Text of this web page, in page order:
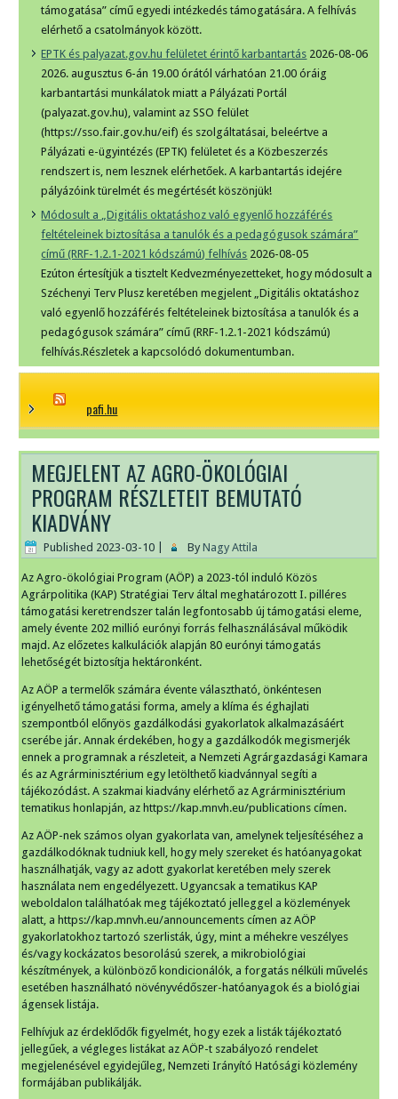
támogatása” című egyedi intézkedés támogatására. A felhívás
elérhető a csatolmányok között.
EPTK és palyazat.gov.hu felületet érintő karbantartás 2026-08-06
2026. augusztus 6-án 19.00 órától várhatóan 21.00 óráig
karbantartási munkálatok miatt a Pályázati Portál
(palyazat.gov.hu), valamint az SSO felület
(https://sso.fair.gov.hu/eif) és szolgáltatásai, beleértve a
Pályázati e-ügyintézés (EPTK) felületet és a Közbeszerzés
rendszert is, nem lesznek elérhetőek. A karbantartás idejére
pályázóink türelmét és megértését köszönjük!
Módosult a „Digitális oktatáshoz való egyenlő hozzáférés
feltételeinek biztosítása a tanulók és a pedagógusok számára”
című (RRF-1.2.1-2021 kódszámú) felhívás 2026-08-05
Ezúton értesítjük a tisztelt Kedvezményezetteket, hogy módosult a
Széchenyi Terv Plusz keretében megjelent „Digitális oktatáshoz
való egyenlő hozzáférés feltételeinek biztosítása a tanulók és a
pedagógusok számára” című (RRF-1.2.1-2021 kódszámú)
felhívás.Részletek a kapcsolódó dokumentumban.
pafi.hu
MEGJELENT AZ AGRO-ÖKOLÓGIAI
PROGRAM RÉSZLETEIT BEMUTATÓ
KIADVÁNY
Published 2023-03-10 By Nagy Attila
Az Agro-ökológiai Program (AÖP) a 2023-tól induló Közös
Agrárpolitika (KAP) Stratégiai Terv által meghatározott I. pilléres
támogatási keretrendszer talán legfontosabb új támogatási eleme,
amely évente 202 millió eurónyi forrás felhasználásával működik
majd. Az előzetes kalkulációk alapján 80 eurónyi támogatás
lehetőségét biztosítja hektáronként.
Az AÖP a termelők számára évente választható, önkéntesen
igényelhető támogatási forma, amely a klíma és éghajlati
szempontból előnyös gazdálkodási gyakorlatok alkalmazásáért
cserébe jár. Annak érdekében, hogy a gazdálkodók megismerjék
ennek a programnak a részleteit, a Nemzeti Agrárgazdasági Kamara
és az Agrárminisztérium egy letölthető kiadvánnyal segíti a
tájékozódást. A szakmai kiadvány elérhető az Agrárminisztérium
tematikus honlapján, az https://kap.mnvh.eu/publications címen.
Az AÖP-nek számos olyan gyakorlata van, amelynek teljesítéséhez a
gazdálkodóknak tudniuk kell, hogy mely szereket és hatóanyagokat
használhatják, vagy az adott gyakorlat keretében mely szerek
használata nem engedélyezett. Ugyancsak a tematikus KAP
weboldalon találhatóak meg tájékoztató jelleggel a közlemények
alatt, a https://kap.mnvh.eu/announcements címen az AÖP
gyakorlatokhoz tartozó szerlisták, úgy, mint a méhekre veszélyes
és/vagy kockázatos besorolású szerek, a mikrobiológiai
készítmények, a különböző kondicionálók, a forgatás nélküli művelés
esetében használható növényvédőszer-hatóanyagok és a biológiai
ágensek listája.
Felhívjuk az érdeklődők figyelmét, hogy ezek a listák tájékoztató
jellegűek, a végleges listákat az AÖP-t szabályozó rendelet
megjelenésével egyidejűleg, Nemzeti Irányító Hatósági közlemény
formájában publikálják.